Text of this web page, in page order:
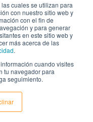
cuales se utilizan para
con nuestro sitio web y
con el fin de
y para generar
en este sitio web y
más acerca de las
.
cuando visites
tu navegador para
seguimiento.
- Grupo Lantia